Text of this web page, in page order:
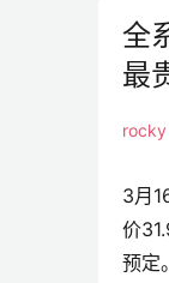
全
最
rocky
3月
价
预定。